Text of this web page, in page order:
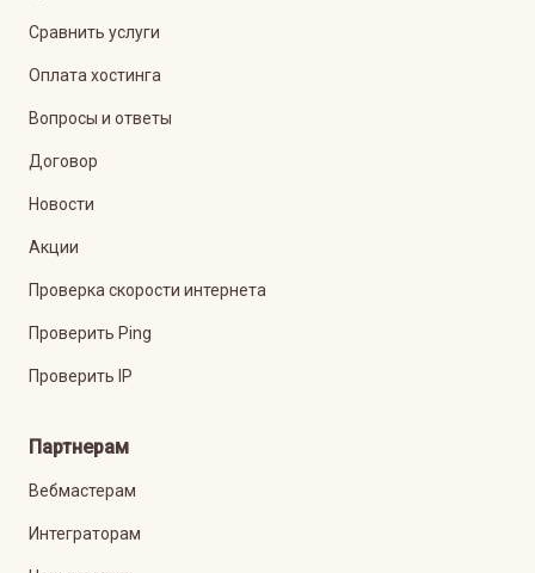
Сравнить услуги
Оплата хостинга
Вопросы и ответы
Договор
Новости
Акции
Проверка скорости интернета
Проверить Ping
Проверить IP
Партнерам
Вебмастерам
Интеграторам